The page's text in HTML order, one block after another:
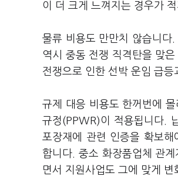
이 더 크게 느껴지는 경우가 적
물류 비용도 만만치 않습니다
역시 중동 전쟁 직격탄을 맞
전쟁으로 인한 선박 운임 급
규제 대응 비용도 한꺼번에
규정(PPWR)이 적용됩니다.
포장재에 관련 인증을 확보
합니다. 중소 화장품업체 관
면서 지원사업도 그에 맞게